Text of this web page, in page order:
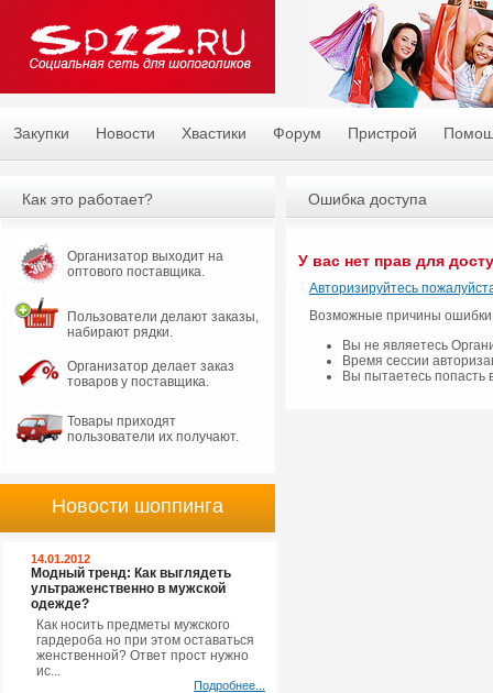
Закупки Новости Хвастики Форум Пристрой
Ошибка доступа
У вас нет прав для
Авторизируйтесь
Возможные причины
Вы не являетесь
Время сессии
Вы пытаетесь попасть
Как это работает?
Организатор выходит на
оптового поставщика.
Пользователи делают заказы,
набирают рядки.
Организатор делает заказ
товаров у поставщика.
Товары приходят
пользователи их получают.
Новости шоппинга
14.01.2012
Модный тренд: Как выглядеть
ультраженственно в мужской
одежде?
Как носить предметы мужского
гардероба но при этом оставаться
женственной? Ответ прост нужно
ис...
Подробнее...